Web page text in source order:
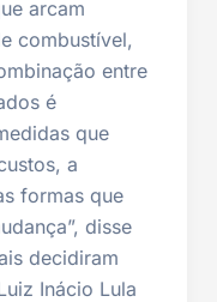
arcam
combustível,
entre
é
que
a
formas que
disse
decidiram
Inácio Lula